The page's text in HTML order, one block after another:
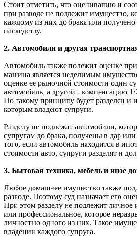
Стоит отметить, что оцениванию и
при разводе не подлежит имущество,
каждому из них до брака или
наследству.
2. Автомобили и другая
Автомобиль также полежит оценке
машина является неделимым
оценке ее рыночной стоимости один
автомобиль, а другой - компенсацию 1/
По такому принципу будет разделен и
которым владеют супруги.
Разделу не подлежат автомобили,
супругам до брака, получены в дар
того, если автомобиль находится в
стоимости авто, супруги разделят и
3. Бытовая техника, мебель и иное
Любое домашнее имущество также
разводе. Поэтому суд назначает его
При этом разделу не подлежит личное
или профессиональное, которое
личностью одного из них. Такое
владении каждого супруга.